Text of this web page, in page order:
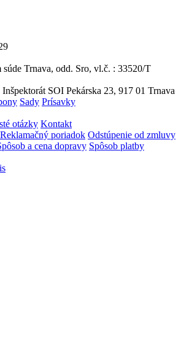
súde Trnava, odd. Sro, vl.č. : 33520/T
SOI Pekárska 23, 917 01 Trnava
Sady Prísavky
otázky Kontakt
Reklamačný poriadok Odstúpenie od zmluvy
a cena dopravy Spôsob platby